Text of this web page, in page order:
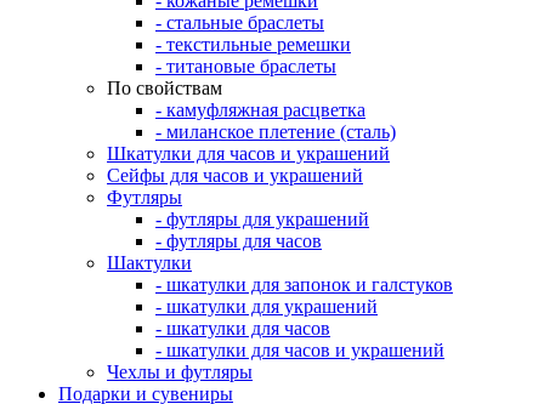
- стальные браслеты
- текстильные ремешки
- титановые браслеты
По свойствам
- камуфляжная расцветка
- миланское плетение (сталь)
Шкатулки для часов и украшений
Сейфы для часов и украшений
Футляры
- футляры для украшений
- футляры для часов
Шактулки
- шкатулки для запонок и галстуков
- шкатулки для украшений
- шкатулки для часов
- шкатулки для часов и украшений
Чехлы и футляры
Подарки и сувениры